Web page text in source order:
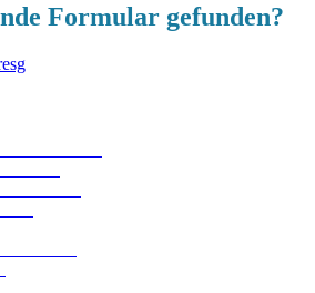
Formular gefunden?